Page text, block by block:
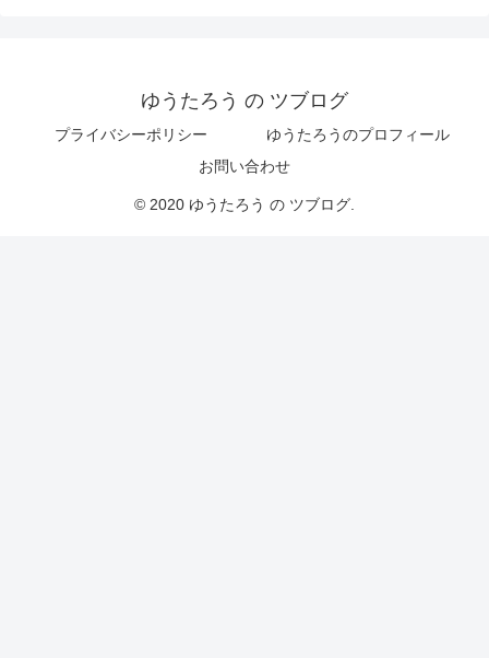
ゆうたろう の ツブログ
プライバシーポリシー
ゆうたろうのプロフィール
お問い合わせ
© 2020 ゆうたろう の ツブログ.